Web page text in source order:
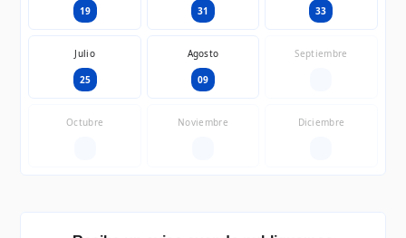
19 31 33
Julio
25
Agosto
09
Septiembre
Octubre Noviembre Diciembre